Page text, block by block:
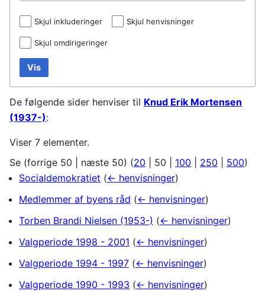
Skjul inkluderinger Skjul henvisninger
Skjul omdirigeringer
Vis
De følgende sider henviser til Knud Erik Mortensen
(1937-):
Viser 7 elementer.
Se (forrige 50 næste 50) (20 50 100 250 500)
Socialdemokratiet (← henvisninger)
Medlemmer af byens råd (← henvisninger)
Torben Brandi Nielsen (1953-) (← henvisninger)
Valgperiode 1998 - 2001 (← henvisninger)
Valgperiode 1994 - 1997 (← henvisninger)
Valgperiode 1990 - 1993 (← henvisninger)